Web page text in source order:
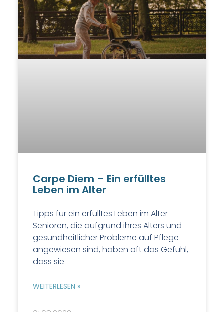
Carpe Diem – Ein erfülltes
Leben im Alter
Tipps für ein erfülltes Leben im Alter
Senioren, die aufgrund ihres Alters und
gesundheitlicher Probleme auf Pflege
angewiesen sind, haben oft das Gefühl,
dass sie
WEITERLESEN »